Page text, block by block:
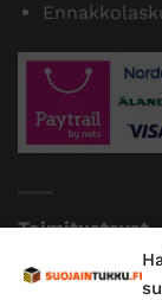
Toimitustavat
Posti